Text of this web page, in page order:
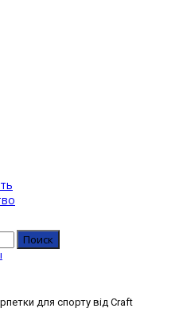
для спорту від Craft